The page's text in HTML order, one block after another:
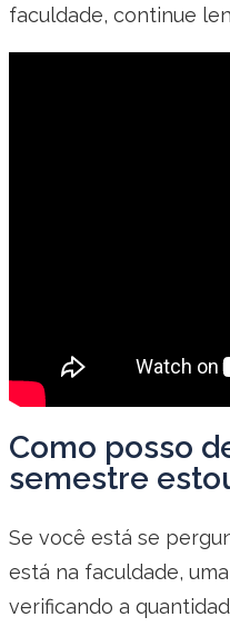
faculdade, continue
Como posso
semestre
Se você está se
está na faculdade,
verificando a